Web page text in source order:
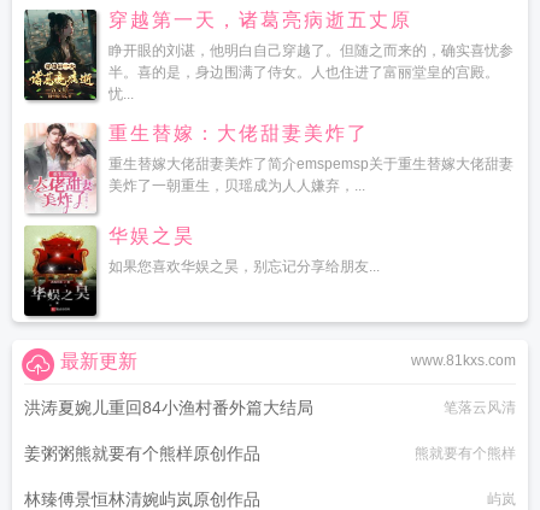
穿越第一天，诸葛亮病逝五丈原
睁开眼的刘谌，他明白自己穿越了。但随之而来的，确实喜忧参
半。喜的是，身边围满了侍女。人也住进了富丽堂皇的宫殿。
忧...
重生替嫁：大佬甜妻美炸了
重生替嫁大佬甜妻美炸了简介emspemsp关于重生替嫁大佬甜妻
美炸了一朝重生，贝瑶成为人人嫌弃，...
华娱之昊
如果您喜欢华娱之昊，别忘记分享给朋友...
www.81kxs.com
最新更新
洪涛夏婉儿重回84小渔村番外篇大结局 笔落云风清
姜粥粥熊就要有个熊样原创作品 熊就要有个熊样
林臻傅景恒林清婉屿岚原创作品 屿岚